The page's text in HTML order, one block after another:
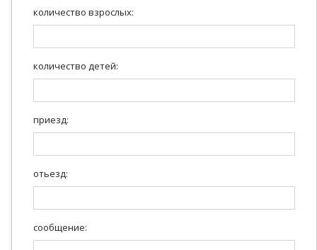
количество взрослых:
количество детей:
приезд:
отьезд:
сообщение: